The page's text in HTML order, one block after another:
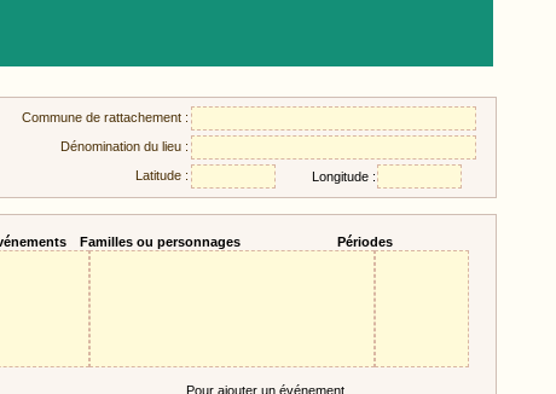
Commune de rattachement :
Dénomination du lieu :
Latitude :
Longitude :
Familles ou personnages Périodes
Pour ajouter un événement